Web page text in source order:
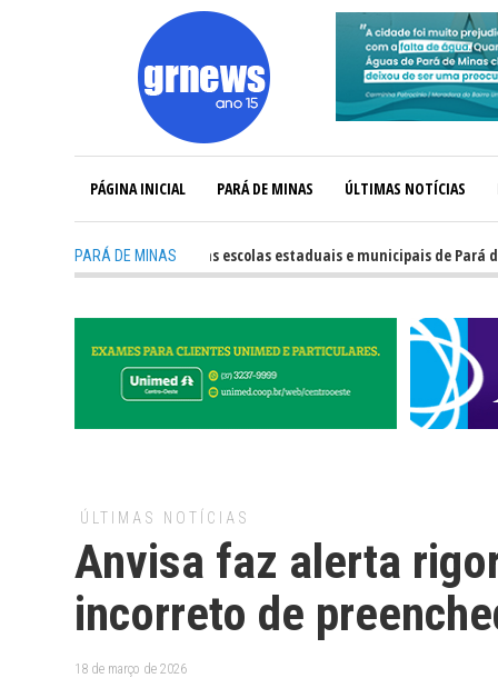
PÁGINA INICIAL PARÁ DE MINAS ÚLTIMAS NOTÍCIAS
PARÁ DE MINAS
Veja o desempenho das escolas estaduais e municipais de Pará de
ÚLTIMAS NOTÍCIAS
Anvisa faz alerta
incorreto de
18 de março de 2026